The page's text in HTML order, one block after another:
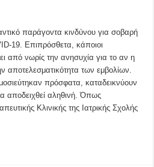
παράγοντα κινδύνου για σοβαρή
19. Επιπρόσθετα, κάποιοι
από νωρίς την ανησυχία για το αν η
αποτελεσματικότητα των εμβολίων.
πρόσφατα, καταδεικνύουν
αποδειχθεί αληθινή. Όπως
Κλινικής της Ιατρικής Σχολής